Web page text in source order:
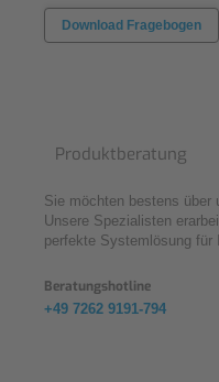
Download Fragebogen
Produktberatung
Sie möchten bestens über
Unsere Spezialisten
perfekte Systemlösung für
Beratungshotline
+49 7262 9191-794